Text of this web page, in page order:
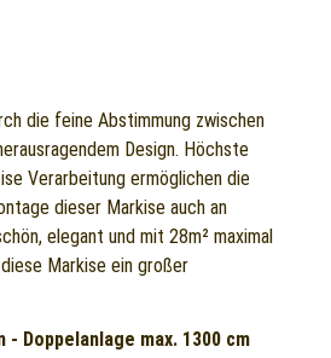
die feine Abstimmung zwischen
Design. Höchste
Verarbeitung ermöglichen die
dieser Markise auch an
elegant und mit 28m² maximal
Markise ein großer
- Doppelanlage max. 1300 cm